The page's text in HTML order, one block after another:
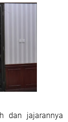
dan jajarannya